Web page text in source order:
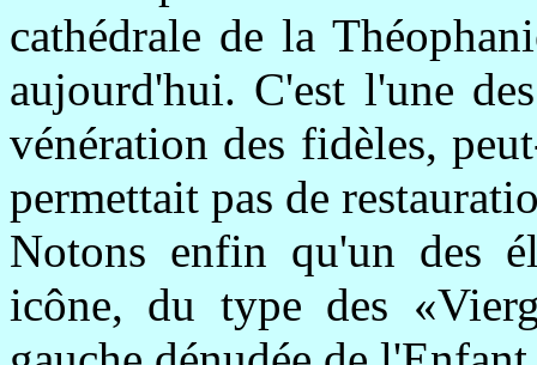
cathédrale de la
aujourd'hui. C'est l'une
vénération des fidèles,
permettait pas de
Notons enfin qu'un des
icône, du type des